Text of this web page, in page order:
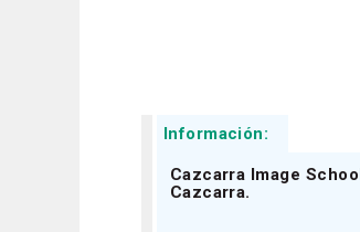
Información:
Cazcarra Image
Cazcarra.